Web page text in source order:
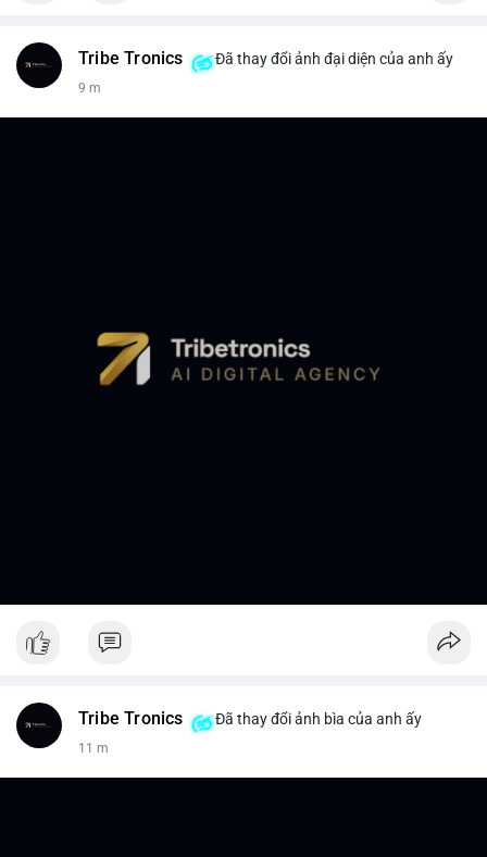
Tribe Tronics Đã thay đổi ảnh đại diện của anh ấy
9 m
Tribe Tronics Đã thay đổi ảnh bìa của anh ấy
11 m